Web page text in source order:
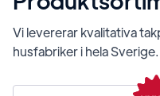
Vi levererar kvalitativa
husfabriker i hela Sverige.